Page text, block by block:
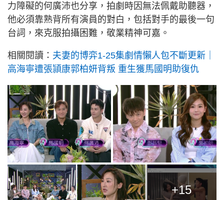
力障礙的何廣沛也分享，拍劇時因無法佩戴助聽器，
他必須靠熟背所有演員的對白，包括對手的最後一句
台詞，來克服拍攝困難，敬業精神可嘉。
相關閱讀： 夫妻的博弈1-25集劇情懶人包不斷更新｜
高海寧遭張頴康郭柏妍背叛 重生獲馬國明助復仇
+15